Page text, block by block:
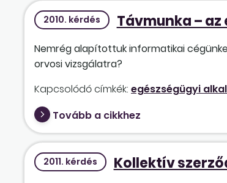
2010. kérdés Távmunka –
Nemrég alapítottuk informatikai
orvosi vizsgálatra?
Kapcsolódó címkék: egészségügyi
Tovább a cikkhez
2011. kérdés Kollektív